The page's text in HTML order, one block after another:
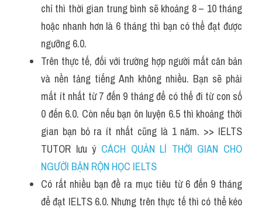
chỉ thì thời gian trung bình sẽ khoảng 8 – 10 tháng
hoặc nhanh hơn là 6 tháng thì bạn có thể đạt được
ngưỡng 6.0.
Trên thực tế, đối với trường hợp người mất căn bản
và nền tảng tiếng Anh không nhiều. Bạn sẽ phải
mất ít nhất từ 7 đến 9 tháng để có thể đi từ con số
0 đến 6.0. Còn nếu bạn ôn luyện 6.5 thì khoảng thời
gian bạn bỏ ra ít nhất cũng là 1 năm. >> IELTS
TUTOR lưu ý CÁCH QUẢN LÍ THỜI GIAN CHO
NGƯỜI BẬN RỘN HỌC IELTS
Có rất nhiều bạn đề ra mục tiêu từ 6 đến 9 tháng
để đạt IELTS 6.0. Nhưng trên thực tế thì có thể kéo